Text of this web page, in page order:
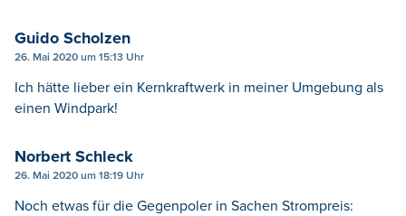
Guido Scholzen
26. Mai 2020 um 15:13 Uhr
Ich hätte lieber ein Kernkraftwerk in meiner Umgebung als
einen Windpark!
Norbert Schleck
26. Mai 2020 um 18:19 Uhr
Noch etwas für die Gegenpoler in Sachen Strompreis: